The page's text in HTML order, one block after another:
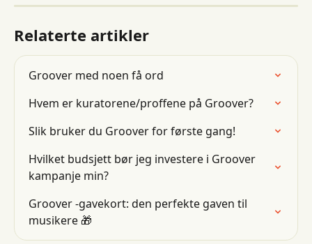
Relaterte artikler
Groover med noen få ord
Hvem er kuratorene/proffene på Groover?
Slik bruker du Groover for første gang!
Hvilket budsjett bør jeg investere i Groover
kampanje min?
Groover -gavekort: den perfekte gaven til
musikere 🎁